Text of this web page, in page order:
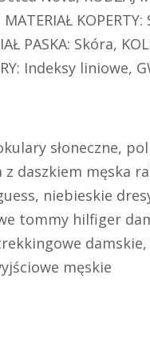
PASKA: Skóra,
Indeksy liniowe,
słoneczne,
daszkiem męska
niebieskie
tommy hilfiger
męskie